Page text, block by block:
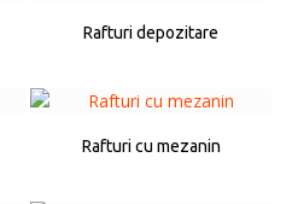
Rafturi depozitare
Rafturi cu mezanin